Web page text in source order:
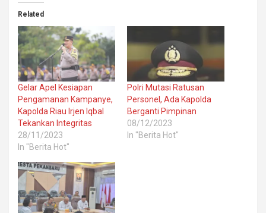
Related
Gelar Apel Kesiapan
Pengamanan Kampanye,
Kapolda Riau Irjen Iqbal
Tekankan Integritas
28/11/2023
In "Berita Hot"
Polri Mutasi Ratusan
Personel, Ada Kapolda
Berganti Pimpinan
08/12/2023
In "Berita Hot"